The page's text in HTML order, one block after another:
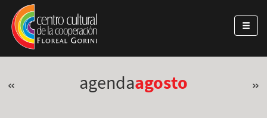
Pasar al contenido principal
Jump to main content
« agendaagosto »